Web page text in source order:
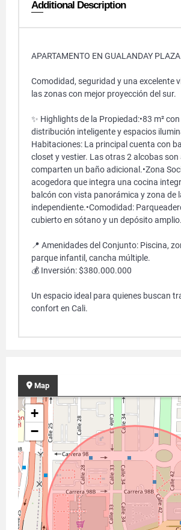
Additional Description
APARTAMENTO EN GUALANDAY
Comodidad, seguridad y una excelente
las zonas con mejor proyección del sur.
✨ Highlights de la Propiedad:•83 m²
distribución inteligente y espacios
Habitaciones: La principal cuenta con
closet y vestier. Las otras 2 alcobas son
comparten un baño adicional.•Zona
acogedora que integra una cocina
balcón con vista panorámica y zona de
independiente.•Comodidad:
cubierto en sótano y un depósito amplio.
📍 Amenidades del Conjunto: Piscina,
parque infantil, cancha múltiple.
💰 Inversión: $380.000.000
Un espacio ideal para quienes buscan
confort en Cali.
Map
+
−